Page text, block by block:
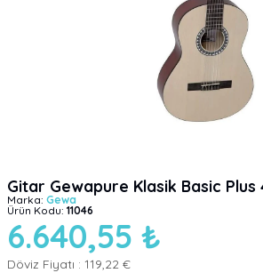
Gitar Gewapure Klasik Basic
Marka: Gewa
Ürün Kodu: 11046
6.640,55 ₺
Döviz Fiyatı : 119,22 €